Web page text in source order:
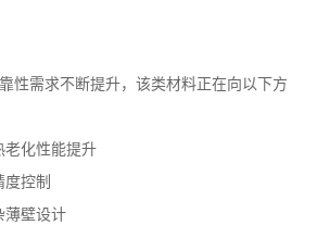
性需求不断提升，该类材料正在向以下方
老化性能提升
度控制
薄壁设计